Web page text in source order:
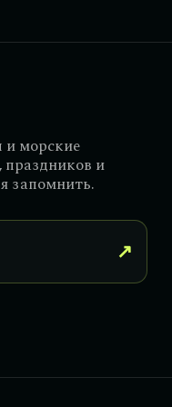
морские
и
запомнить.
↗